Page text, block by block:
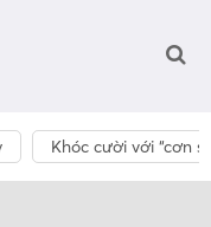
Khóc cười với “cơn